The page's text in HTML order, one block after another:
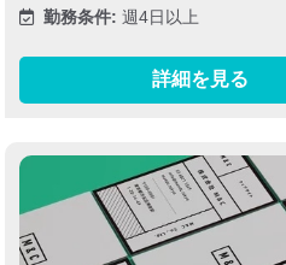
勤務条件: 週4日以上
詳細を見る